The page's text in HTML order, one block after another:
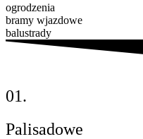
ogrodzenia
bramy wjazdowe
balustrady
01.
Palisadowe